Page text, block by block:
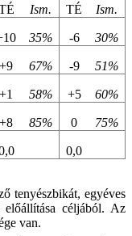
Ism. TÉ Ism.
35% -6 30%
+9 67% -9 51%
+1 58% +5 60%
+8 85% 0 75%
0,0
tenyészbikát, egyéves
előállítása céljából. Az
van.